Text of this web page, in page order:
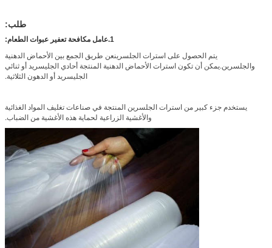
طلب:
1. عامل مكافحة تعفير عبوات الطعام:
يتم الحصول على استرات الجلسرينعن طريق الجمع بين الأحماض الدهنية
والجلسرين.يمكن أن تكون استرات الأحماض الدهنية المنتجة أحادي الجليسريد أو ثنائي
الجليسريد أو الدهون الثلاثية.
يستخدم جزء كبير من استرات الجلسرين المنتجة في صناعات تغليف المواد الغذائية
والأغشية الزراعية لحماية هذه الأغشية من الضباب.